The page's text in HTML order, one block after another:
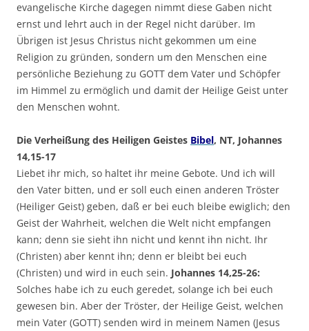
evangelische Kirche dagegen nimmt diese Gaben nicht
ernst und lehrt auch in der Regel nicht darüber. Im
Übrigen ist Jesus Christus nicht gekommen um eine
Religion zu gründen, sondern um den Menschen eine
persönliche Beziehung zu GOTT dem Vater und Schöpfer
im Himmel zu ermöglich und damit der Heilige Geist unter
den Menschen wohnt.
Die Verheißung des Heiligen Geistes Bibel, NT, Johannes
14,15-17
Liebet ihr mich, so haltet ihr meine Gebote. Und ich will
den Vater bitten, und er soll euch einen anderen Tröster
(Heiliger Geist) geben, daß er bei euch bleibe ewiglich; den
Geist der Wahrheit, welchen die Welt nicht empfangen
kann; denn sie sieht ihn nicht und kennt ihn nicht. Ihr
(Christen) aber kennt ihn; denn er bleibt bei euch
(Christen) und wird in euch sein. Johannes 14,25-26:
Solches habe ich zu euch geredet, solange ich bei euch
gewesen bin. Aber der Tröster, der Heilige Geist, welchen
mein Vater (GOTT) senden wird in meinem Namen (Jesus